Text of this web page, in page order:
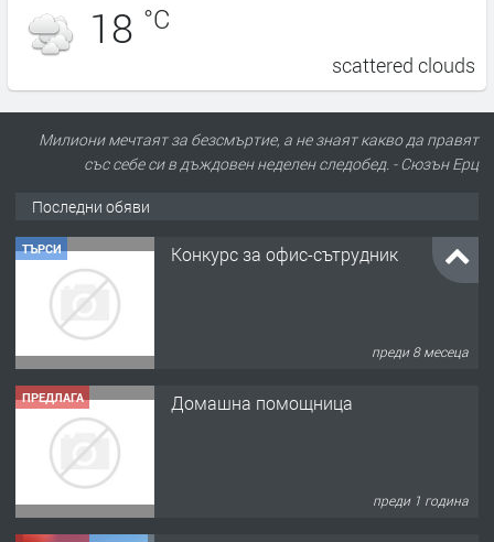
18 °C
scattered clouds
Милиони мечтаят за безсмъртие, а не знаят какво да правят
със себе си в дъждовен неделен следобед. - Сюзън Ерц
Последни обяви
ТЪРСИ Конкурс за офис-сътрудник
преди 8 месеца
ПРЕДЛАГА Домашна помощница
преди 1 година